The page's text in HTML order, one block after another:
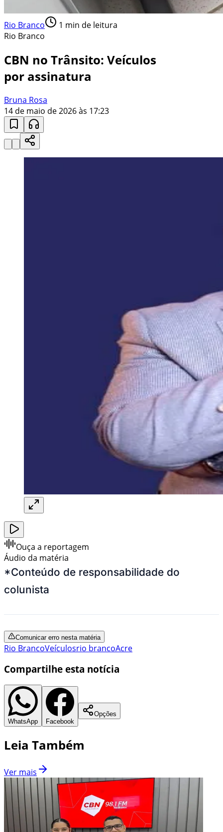
Rio Branco 1 min de leitura
Rio Branco
CBN no Trânsito: Veículos
por assinatura
Bruna Rosa
14 de maio de 2026 às 17:23
Ouça a reportagem
Áudio da matéria
*Conteúdo de responsabilidade do
colunista
Comunicar erro nesta matéria
Rio BrancoVeículosrio brancoAcre
Compartilhe esta notícia
WhatsApp Facebook
Opções
Leia Também
Ver mais